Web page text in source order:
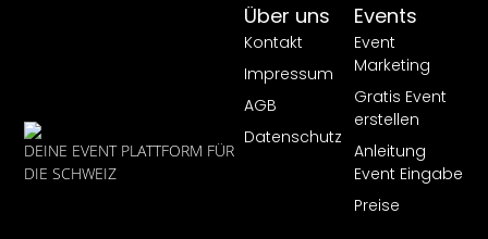
DEINE EVENT PLATTFORM FÜR
DIE SCHWEIZ
Events
Event
Marketing
Gratis Event
erstellen
Anleitung
Event Eingabe
Preise
Über uns
Kontakt
Impressum
AGB
Datenschutz